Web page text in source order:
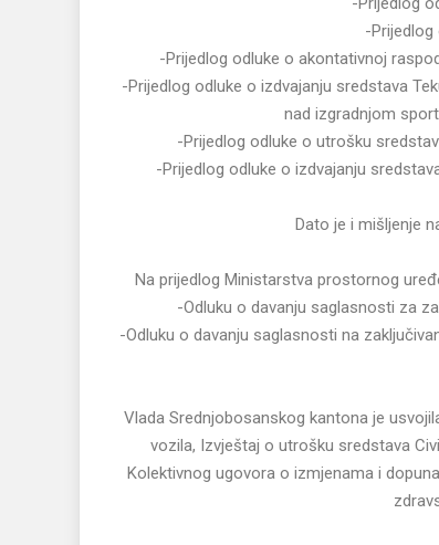
-Prijedlog
-Prijedlog odluke o akontativnoj
-Prijedlog odluke o izdvajanju sredstava
nad izgradnjom
-Prijedlog odluke o utrošku
-Prijedlog odluke o izdvajanju
Dato je i mišljenje
Na prijedlog Ministarstva prostornog
-Odluku o davanju saglasnosti za
-Odluku o davanju saglasnosti na
Vlada Srednjobosanskog kantona je
vozila, Izvještaj o utrošku sredstava
Kolektivnog ugovora o izmjenama i